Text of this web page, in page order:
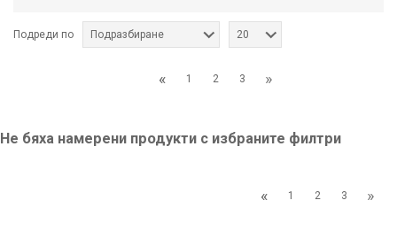
Подреди по Подразбиране 20
« 1 2 3 »
Не бяха намерени продукти с избраните филтри
« 1 2 3 »